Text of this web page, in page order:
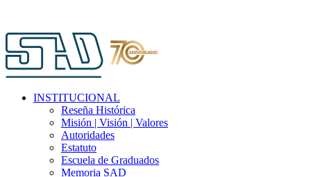
Menu
INSTITUCIONAL
Reseña Histórica
Misión | Visión | Valores
Autoridades
Estatuto
Escuela de Graduados
Memoria SAD